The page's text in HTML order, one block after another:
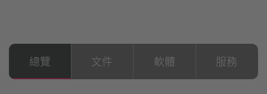
總覽 文件 軟體 服務